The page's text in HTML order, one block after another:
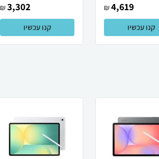
4,619
₪
קנו עכשיו
3,302
₪
קנו עכשיו